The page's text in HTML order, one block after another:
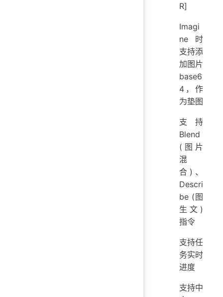
R]
Imagi
ne 时
支持添
加图片
base6
4，作
为垫图
支持
Blend
(图片
混
合)、
Descri
be (图
生文)
指令
支持任
务实时
进度
支持中